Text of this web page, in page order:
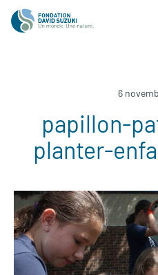
6
papillon-
planter-